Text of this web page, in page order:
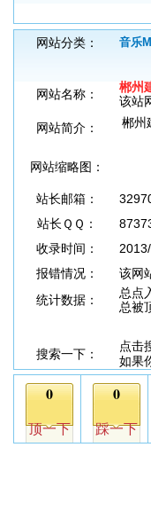
网站分类： 音乐
网站名称：
郴州
该站
网站简介：
郴州
网站缩略图：
站长邮箱：
站长ＱＱ：
收录时间：
报错情况：
该网
统计数据：
总点
总被
搜索一下：
点击
如果